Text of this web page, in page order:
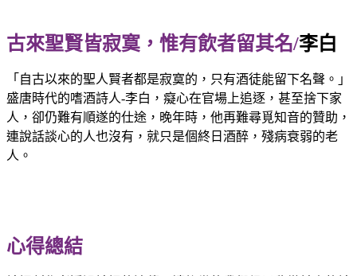
古來聖賢皆寂寞，惟有飲者留其名/李白
「自古以來的聖人賢者都是寂寞的，只有酒徒能留下名聲。」
盛唐時代的嗜酒詩人-李白，癡心在官場上追逐，甚至捨下家
人，卻仍難有順遂的仕途，晚年時，他再難尋覓知音的贊助，
連說話談心的人也沒有，就只是個終日酒醉，殘病衰弱的老
人。
心得總結